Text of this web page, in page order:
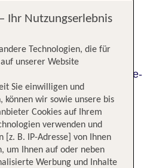
Freizeitangebot für alle
Angebot mit À-la-carte-
mit Kinderclub
24/7 TUI Service
Ihr Nutzungserlebnis
Technologien, die für
unserer Website
Sie einwilligen und
können wir sowie unsere bis
Cookies auf Ihrem
verwenden und
[z. B. IP-Adresse] von Ihnen
um Ihnen auf oder neben
Werbung und Inhalte